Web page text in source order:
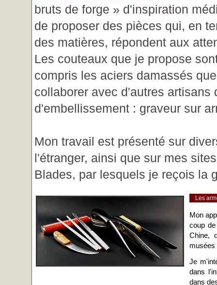
bruts de forge » d'inspiration
de proposer des pièces qui, en
des matières, répondent aux
Les couteaux que je propose
compris les aciers damassés
collaborer avec d'autres artisans
d'embellissement : graveur sur
Mon travail est présenté sur
l'étranger, ainsi que sur mes
Blades, par lesquels je reçois la
Les
Mon
coup
Chine,
musées
Je
dans
dans